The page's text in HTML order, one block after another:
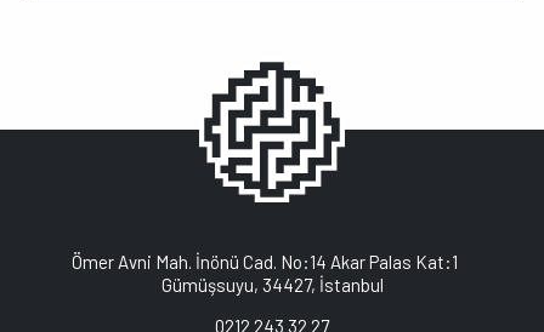
Ömer Avni Mah. İnönü Cad. No:14 Akar Palas Kat:1
Gümüşsuyu, 34427, İstanbul
0212 243 32 27